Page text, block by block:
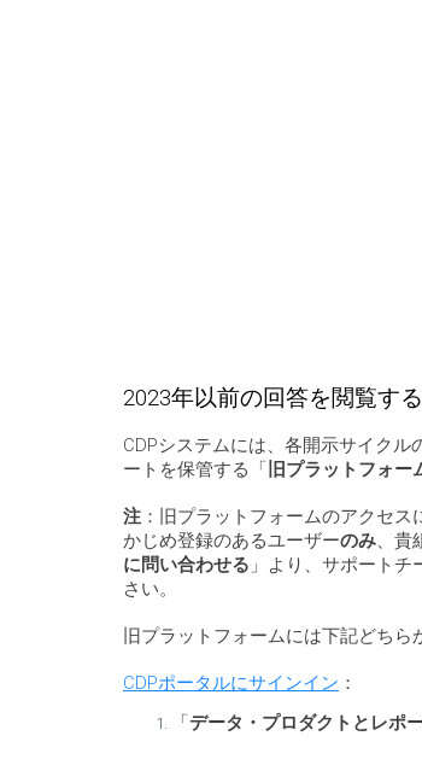
2023年以前の回答を閲覧する
CDPシステムには、各開示サイク
ートを保管する「 旧プラットフォー
注 ：旧プラットフォームのアクセ
かじめ登録のあるユーザーのみ、貴
に問い合わせる 」より、サポート
さい。
旧プラットフォームには下記どちら
CDPポータルにサインイン ：
「データ・プロダクトとレポ